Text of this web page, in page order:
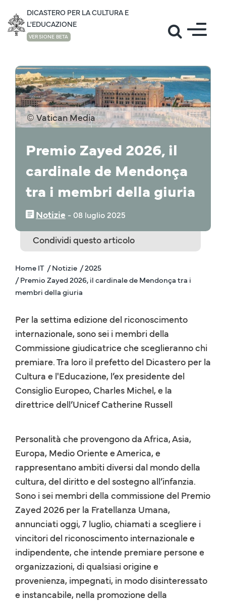
DICASTERO PER LA CULTURA E
L'EDUCAZIONE
VERSIONE BETA
NOTIZIE
© Vatican Media
Premio Zayed 2026, il
cardinale de Mendonça
tra i membri della giuria
Notizie ‒ 08 luglio 2025
Condividi questo articolo
Home IT / Notizie / 2025
/ Premio Zayed 2026, il cardinale de Mendonça tra i
membri della giuria
Per la settima edizione del riconoscimento
internazionale, sono sei i membri della
Commissione giudicatrice che sceglieranno chi
premiare. Tra loro il prefetto del Dicastero per la
Cultura e l'Educazione, l’ex presidente del
Consiglio Europeo, Charles Michel, e la
direttrice dell’Unicef Catherine Russell
Personalità che provengono da Africa, Asia,
Europa, Medio Oriente e America, e
rappresentano ambiti diversi dal mondo della
cultura, del diritto e del sostegno all’infanzia.
Sono i sei membri della commissione del Premio
Zayed 2026 per la Fratellanza Umana,
annunciati oggi, 7 luglio, chiamati a scegliere i
vincitori del riconoscimento internazionale e
indipendente, che intende premiare persone e
organizzazioni, di qualsiasi origine e
provenienza, impegnati, in modo disinteressato
e instancabile, nella promozione della